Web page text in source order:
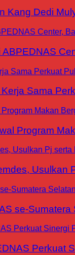
Kang Dedi
Sama
Program
Usulkan
se-
Perkuat